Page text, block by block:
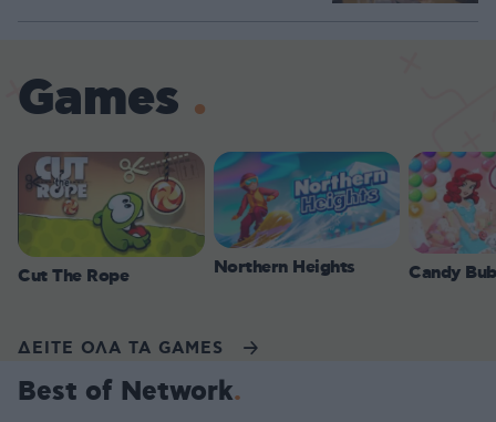
Games
Cut The Rope Northern Heights Candy
ΔΕΙΤΕ ΟΛΑ ΤΑ GAMES
Best of Network